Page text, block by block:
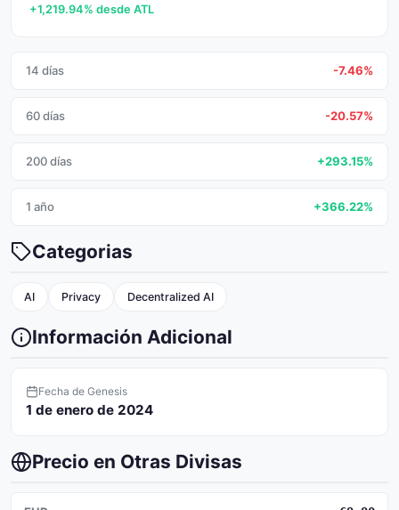
+1,219.94% desde ATL
14 días -7.46%
60 días -20.57%
200 días +293.15%
1 año +366.22%
Categorias
AI Privacy Decentralized AI
Información Adicional
Fecha de Genesis
1 de enero de 2024
Precio en Otras Divisas